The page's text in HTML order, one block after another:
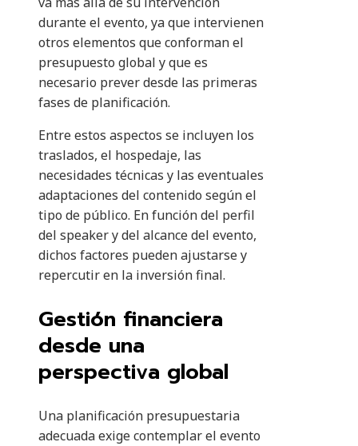
durante el evento, ya que intervienen
otros elementos que conforman el
presupuesto global y que es
necesario prever desde las primeras
fases de planificación.
Entre estos aspectos se incluyen los
traslados, el hospedaje, las
necesidades técnicas y las eventuales
adaptaciones del contenido según el
tipo de público. En función del perfil
del speaker y del alcance del evento,
dichos factores pueden ajustarse y
repercutir en la inversión final.
Gestión financiera
desde una
perspectiva global
Una planificación presupuestaria
adecuada exige contemplar el evento